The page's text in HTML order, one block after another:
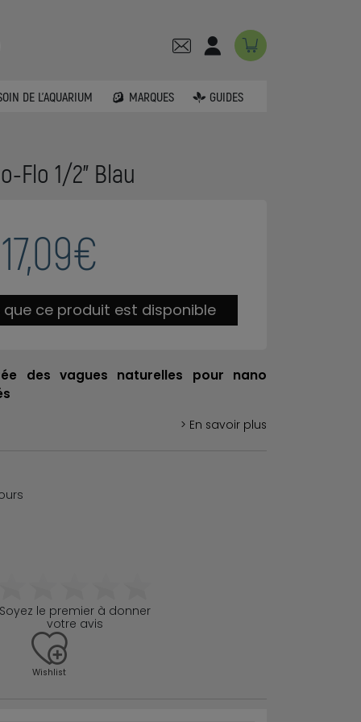
DE L'AQUARIUM MARQUES GUIDES
Flo 1/2" Blau
17,09€
ce produit est disponible
des vagues naturelles pour nano
> En savoir plus
Soyez le premier à donner
votre avis
Wishlist